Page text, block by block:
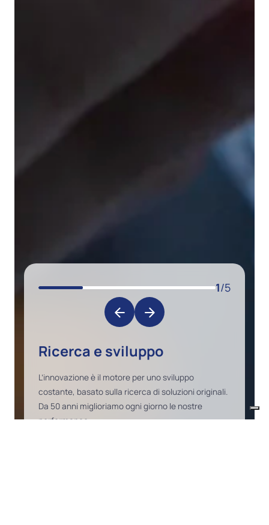
1/5
Ricerca e sviluppo
L’innovazione è il motore per uno sviluppo
costante, basato sulla ricerca di soluzioni originali.
Da 50 anni miglioriamo ogni giorno le nostre
performance.